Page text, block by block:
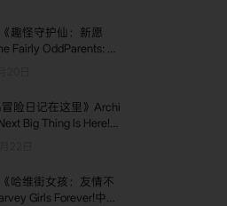
趣怪守护仙：新愿
Fairly OddParents: A
冒险日记在这里》Archi
Big Thing Is Here!英
哈维街女孩：友情不
Girls Forever!中文